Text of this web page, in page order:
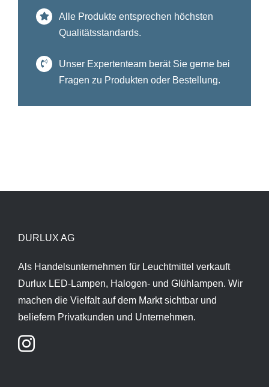
Alle Produkte entsprechen höchsten
Qualitätsstandards.
Unser Expertenteam berät Sie gerne bei
Fragen zu Produkten oder Bestellung.
DURLUX AG
Als Handelsunternehmen für Leuchtmittel verkauft
Durlux LED-Lampen, Halogen- und Glühlampen. Wir
machen die Vielfalt auf dem Markt sichtbar und
beliefern Privatkunden und Unternehmen.